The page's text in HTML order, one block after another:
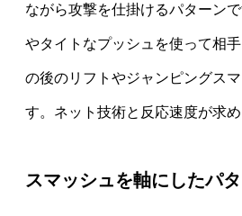
ながら攻撃を仕掛けるパターン
やタイトなプッシュを使って相
の後のリフトやジャンピングス
す。ネット技術と反応速度が求め
スマッシュを軸にしたパ